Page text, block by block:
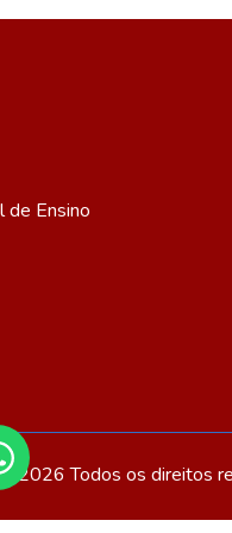
de Ensino
2026 Todos os direitos